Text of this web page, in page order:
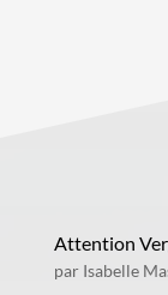
Attention
par Isabelle